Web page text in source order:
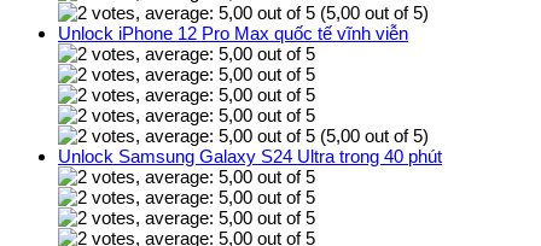
(5,00 out of 5)
Unlock iPhone 12 Pro Max quốc tế vĩnh viễn
(5,00 out of 5)
Unlock Samsung Galaxy S24 Ultra trong 40 phút